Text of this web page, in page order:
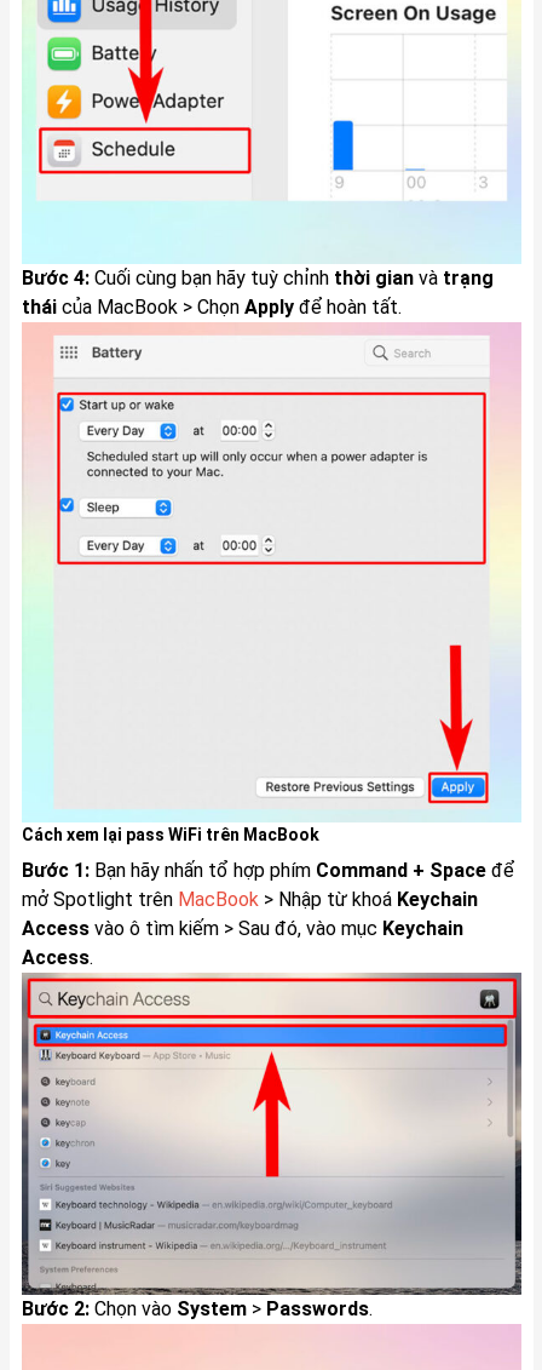
Bước 4:Cuối cùng bạn hãy tuỳ chỉnh thời gianvàtrạng
tháicủa MacBook > ChọnApplyđể hoàn tất.
Cách xem lại pass WiFi trên MacBook
Bước 1:Bạn hãy nhấn tổ hợp phímCommand + Spaceđể
mở Spotlight trên MacBook> Nhập từ khoá Keychain
Accessvào ô tìm kiếm > Sau đó, vào mục Keychain
Access.
Bước 2:Chọn vào System> Passwords.